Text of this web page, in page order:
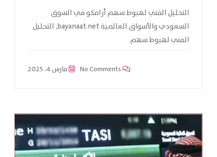
التحليل الفني لهبوط سهم أرامكو في السوق
السعودي والأسواق العالمية bayanaat.net, التحليل
الفني لهبوط سهم
مارس 4، 2025